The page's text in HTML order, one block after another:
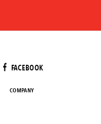
FACEBOOK
COMPANY